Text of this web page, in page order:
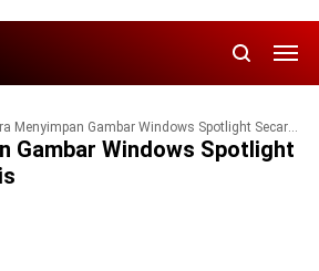
Menyimpan Gambar Windows Spotlight Secara Otomatis
Gambar Windows Spotlight